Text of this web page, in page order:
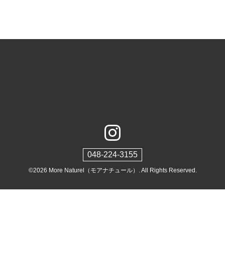
048-224-3155
©2026 More Naturel（モアナチュール） . All Rights Reserved.